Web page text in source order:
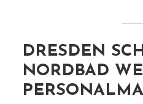
DRESDEN
ORDBAD